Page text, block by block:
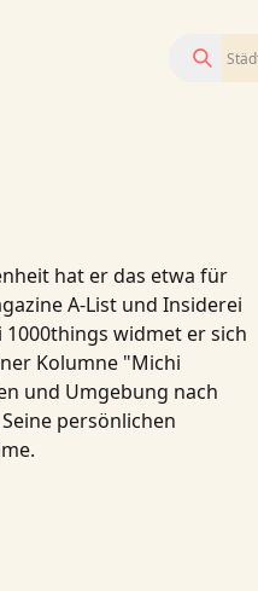
Suchen
hat er das etwa für
A-List und Insiderei
widmet er sich
Kolumne "Michi
und Umgebung nach
persönlichen